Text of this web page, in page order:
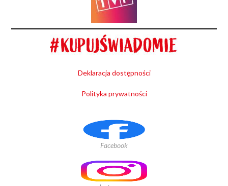
Deklaracja dostępności
Polityka prywatności
Facebook